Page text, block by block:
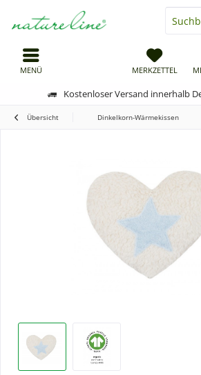
Kostenloser Versand innerhalb
MENÜ MERKZETTEL
Übersicht Dinkelkorn-Wärmekissen